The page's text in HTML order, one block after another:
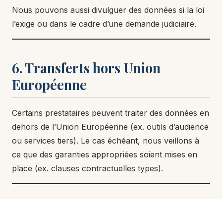
Nous pouvons aussi divulguer des données si la loi
l’exige ou dans le cadre d’une demande judiciaire.
6. Transferts hors Union
Européenne
Certains prestataires peuvent traiter des données en
dehors de l’Union Européenne (ex. outils d’audience
ou services tiers). Le cas échéant, nous veillons à
ce que des garanties appropriées soient mises en
place (ex. clauses contractuelles types).